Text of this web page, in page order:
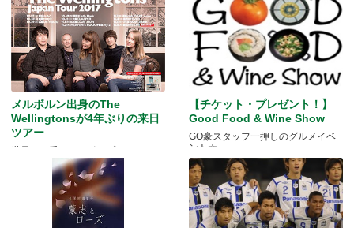
メルボルン出身のThe
Wellingtonsが4年ぶりの来日
ツアー
世界で一番パワーポップしてるバン
【チケット・プレゼント！】
Good Food & Wine Show
GO豪スタッフ一押しのグルメイベ
ント☆